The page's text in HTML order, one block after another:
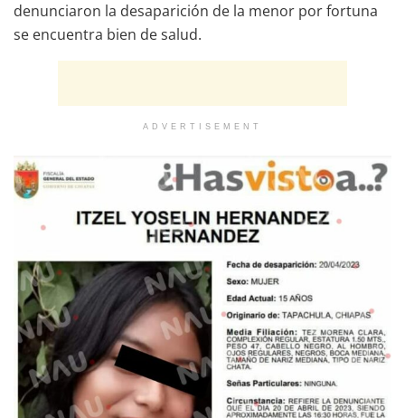
denunciaron la desaparición de la menor por fortuna
se encuentra bien de salud.
ADVERTISEMENT